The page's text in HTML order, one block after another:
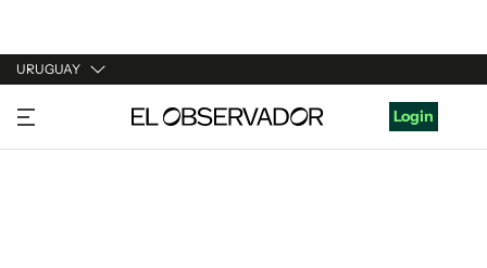
URUGUAY
URUGUAY
ARGENTINA
Login